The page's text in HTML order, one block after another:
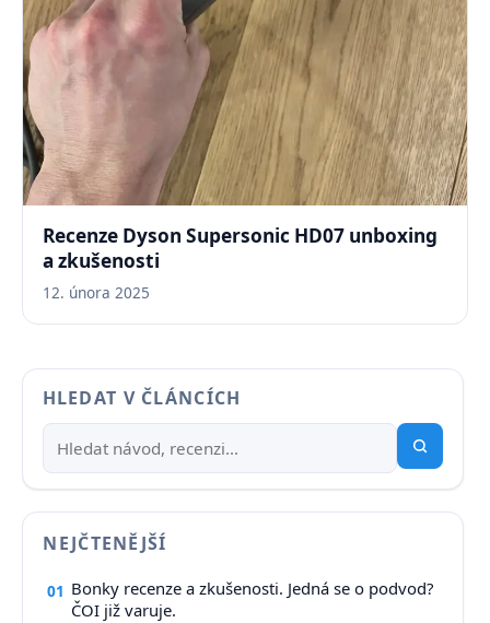
Recenze Dyson Supersonic HD07 unboxing
a zkušenosti
12. února 2025
HLEDAT V ČLÁNCÍCH
NEJČTENĚJŠÍ
01 Bonky recenze a zkušenosti. Jedná se o podvod?
ČOI již varuje.